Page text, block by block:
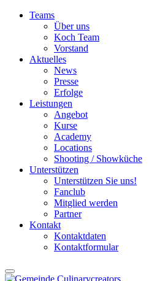
Teams
Über uns
Koch Team
Vorstand
Aktuelles
News
Presse
Erfolge
Leistungen
Angebot
Kurse
Academy
Locations
Shooting / Showküche
Unterstützen
Unterstützen Sie uns!
Fanclub
Mitglied werden
Partner
Kontakt
Kontaktdaten
Kontaktformular